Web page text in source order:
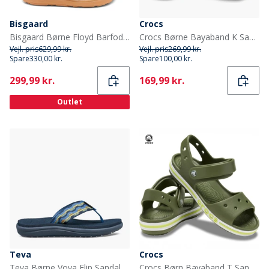
Bisgaard
Bisgaard Børne Floyd Barfodssandaler Cacao
Vejl. pris629,99 kr.
Spare330,00 kr.
Current
299,99 kr.
Outlet
Crocs
Crocs Børne Bayaband K Sandaler Navy/Pepper
Vejl. pris269,99 kr.
Spare100,00 kr.
Current
169,99 kr.
Teva
Crocs